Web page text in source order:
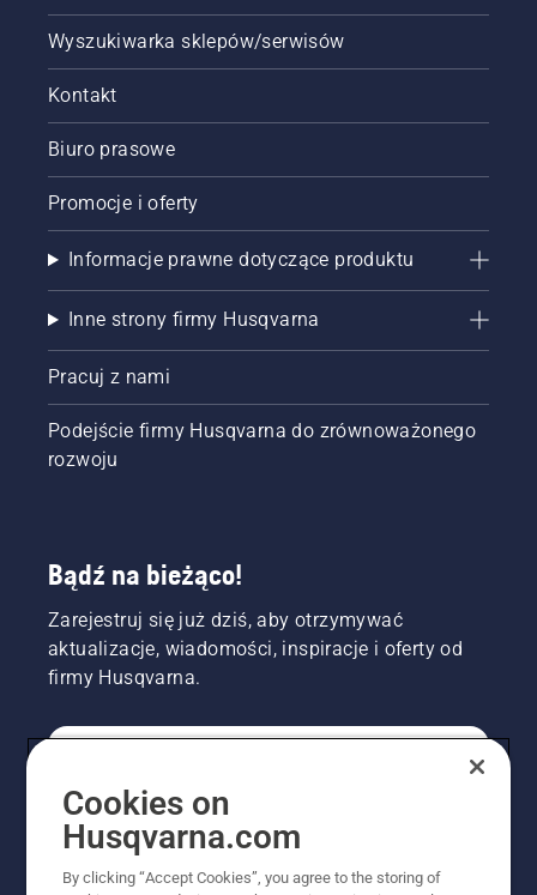
Wyszukiwarka sklepów/serwisów
Kontakt
Biuro prasowe
Promocje i oferty
Informacje prawne dotyczące produktu
Inne strony firmy Husqvarna
Pracuj z nami
Podejście firmy Husqvarna do zrównoważonego
rozwoju
Bądź na bieżąco!
Zarejestruj się już dziś, aby otrzymywać
aktualizacje, wiadomości, inspiracje i oferty od
firmy Husqvarna.
PROFESJONALISTA
Cookies on
Husqvarna.com
By clicking “Accept Cookies”, you agree to the storing of